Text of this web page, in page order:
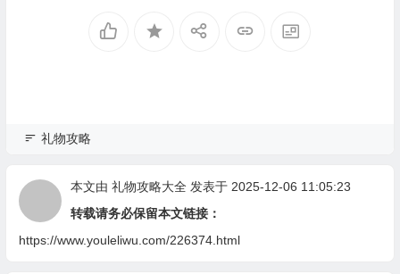
礼物攻略
本文由 礼物攻略大全发表于 2025-12-06 11:05:23
转载请务必保留本文链接：
https://www.youleliwu.com/226374.html